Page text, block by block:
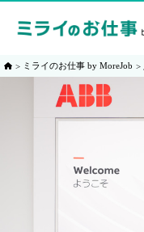
ミライのお仕事 by MoreJob